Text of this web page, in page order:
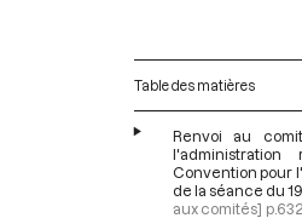
Table des matières
Renvoi au
Convention pour
de la séance du
aux comités] p.632